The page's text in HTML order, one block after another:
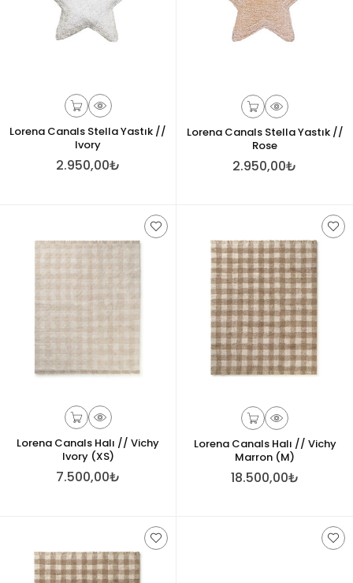
Lorena Canals Stella Yastık //
Ivory
2.950,00₺
Lorena Canals Stella Yastık //
Rose
2.950,00₺
Lorena Canals Halı // Vichy
Ivory (XS)
7.500,00₺
Lorena Canals Halı // Vichy
Marron (M)
18.500,00₺